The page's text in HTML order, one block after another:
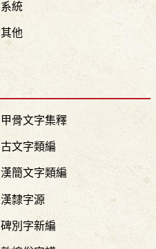
系統
其他
甲骨文字集釋
古文字類編
漢簡文字類編
漢隸字源
碑別字新編